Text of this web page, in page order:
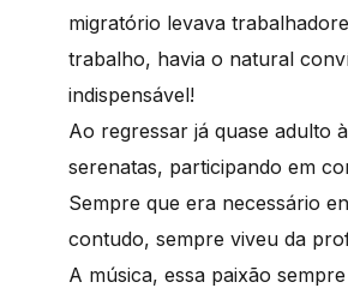
migratório levava
trabalho, havia o natural
indispensável!
Ao regressar já quase adulto
serenatas, participando em
Sempre que era necessário
contudo, sempre viveu da
A música, essa paixão